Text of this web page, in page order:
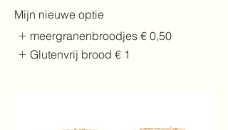
Mijn nieuwe optie
meergranenbroodjes € 0,50
Glutenvrij brood € 1